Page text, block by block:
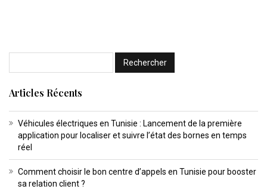
Articles Récents
Véhicules électriques en Tunisie : Lancement de la première
application pour localiser et suivre l’état des bornes en temps
réel
Comment choisir le bon centre d’appels en Tunisie pour booster
sa relation client ?